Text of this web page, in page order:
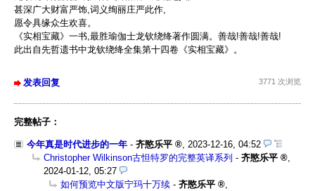
甚深广大财富严饰,词义绚丽庄严此作,
愿令具缘众生欢喜。
《实相宝藏》一书,最胜瑜伽士龙钦绕绛著作圆满。善哉!善哉!善哉!
此出自先哲遗书中龙钦绕绛全集第十四卷《实相宝藏》。
发表回复 3771 次浏览
完整帖子：
今年真是时代进步的一年 -齐愍乐平
2023-12-16, 04:52
Christopher Wilkinson古怛特罗的完整英译系列 -齐愍乐平
2024-01-12, 05:27
如何预览中文版宁玛十万续 -齐愍乐平